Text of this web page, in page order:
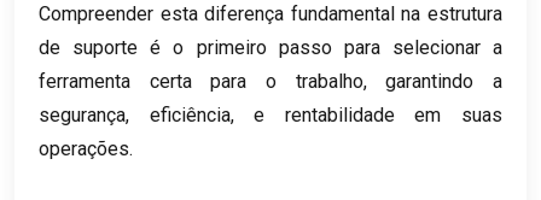
Compreender esta diferença fundamental na estrutura
de suporte é o primeiro passo para selecionar a
ferramenta certa para o trabalho, garantindo a
segurança, eficiência, e rentabilidade em suas
operações.